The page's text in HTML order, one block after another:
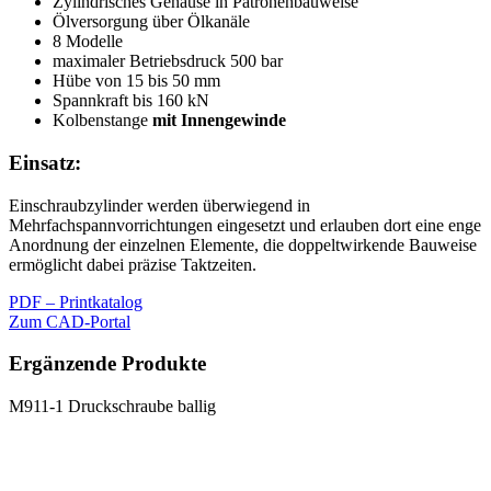
Ölversorgung über Ölkanäle
8 Modelle
maximaler Betriebsdruck 500 bar
Hübe von 15 bis 50 mm
Spannkraft bis 160 kN
Kolbenstange mit Innengewinde
Einsatz:
Einschraubzylinder werden überwiegend in
Mehrfachspannvorrichtungen eingesetzt und erlauben dort eine enge
Anordnung der einzelnen Elemente, die doppeltwirkende Bauweise
ermöglicht dabei präzise Taktzeiten.
PDF – Printkatalog
Zum CAD-Portal
Ergänzende Produkte
M911-1 Druckschraube ballig